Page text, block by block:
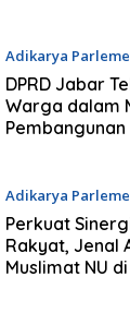
Adikarya
13:14 WIB
DPRD Jabar
Warga dalam
Pembangunan
Adikarya
09:49 WIB
Perkuat
Rakyat, Jenal
Muslimat NU